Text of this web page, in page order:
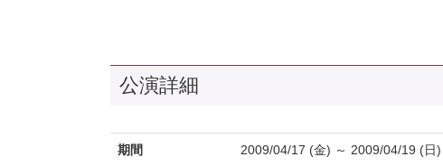
公演詳細
期間 2009/04/17 (金) ～ 2009/04/19 (日)